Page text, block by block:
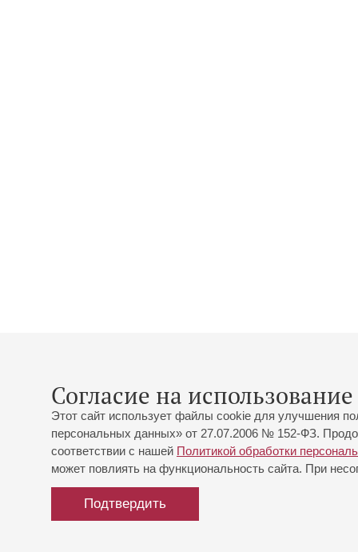
Согласие на
Этот сайт использует файлы cookie для улучшения
персональных данных» от 27.07.2006 № 152-ФЗ.
соответствии с нашей Политикой обработки
может повлиять на функциональность сайта. При
Подтвердить